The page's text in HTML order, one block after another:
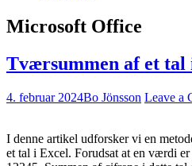
Microsoft Office
Tværsummen af et tal
4. februar 2024Bo Jönsson Leave a
I denne artikel udforsker vi en
et tal i Excel. Forudsat at en værdi